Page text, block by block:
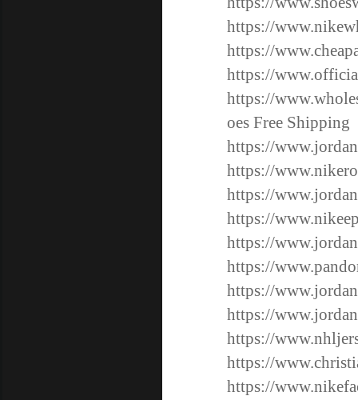
https://
https://
https://
https://
oes Free Shipping
https://
https://
https://
https://
https://
https://
https://
https://
https://
https://
https://